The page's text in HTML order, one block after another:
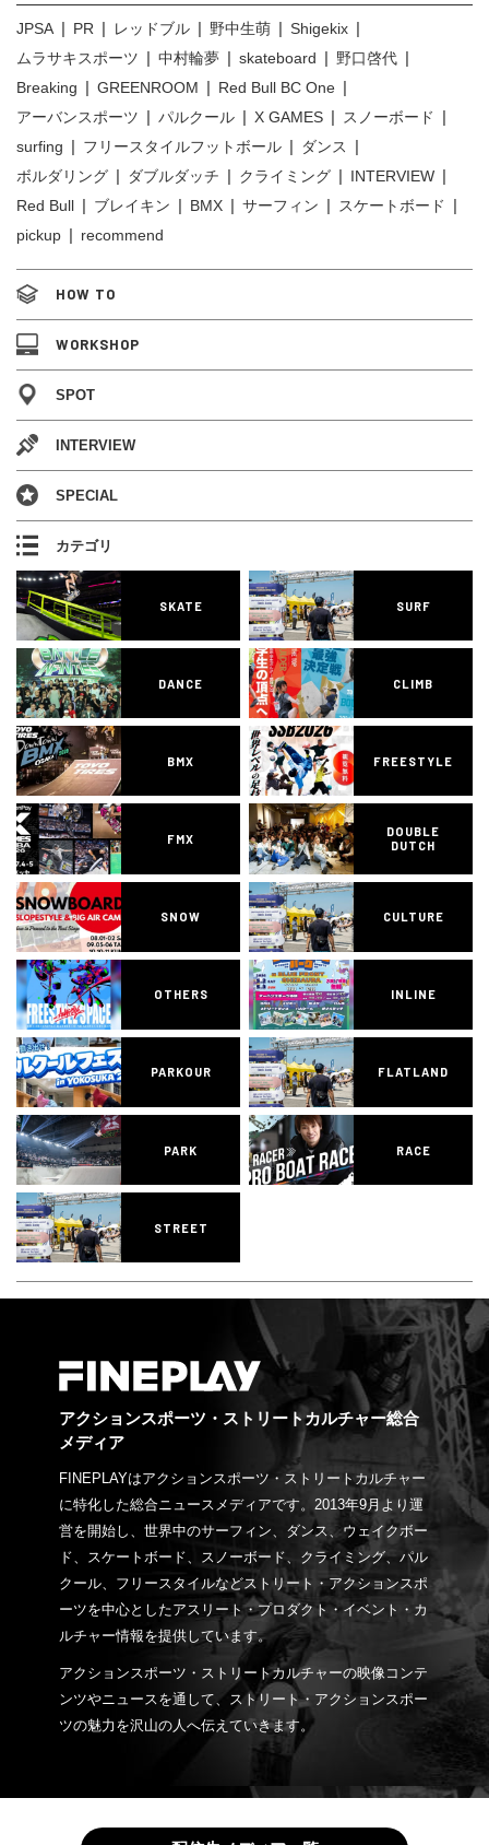
JPSA PR レッドブル 野中生萌
Shigekix
ムラサキスポーツ
中村輪夢 skateboard
野口啓代
Breaking
GREENROOM
Red Bull BC One
アーバンスポーツ
パルクール X GAMES
スノーボード
surfing
フリースタイルフットボール
ダンス
ボルダリング
ダブルダッチ クライミング
INTERVIEW
Red Bull
ブレイキン BMX サーフィン
スケートボード
pickup
recommend
HOW TO
WORKSHOP
SPOT
INTERVIEW
SPECIAL
カテゴリ
SKATE SURF
DANCE CLIMB
BMX FREESTYLE
FMX
DOUBLE
DUTCH
SNOW CULTURE
OTHERS INLINE
PARKOUR FLATLAND
PARK RACE
STREET
アクションスポーツ・ストリートカルチャー総合
メディア
FINEPLAYはアクションスポーツ・ストリートカルチャー
に特化した総合ニュースメディアです。2013年9月より運
営を開始し、世界中のサーフィン、ダンス、ウェイクボー
ド、スケートボード、スノーボード、クライミング、パル
クール、フリースタイルなどストリート・アクションスポ
ーツを中心としたアスリート・プロダクト・イベント・カ
ルチャー情報を提供しています。
アクションスポーツ・ストリートカルチャーの映像コンテ
ンツやニュースを通して、ストリート・アクションスポー
ツの魅力を沢山の人へ伝えていきます。